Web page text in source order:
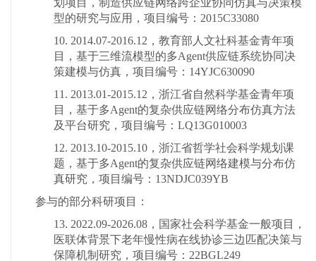
划项目，制造供应链网络跨企业协同仿真与决策模
型的研究与应用，项目编号：2015C33080
10. 2014.07-2016.12 ， 教育部人文社科基金青年项
目，基于三维流模型的多Agent供应链系统协同决
策建模与仿真，项目编号：14YJC630090
11. 2013.01-2015.12 ， 浙江省自然科学基金青年项
目，基于多Agent的复杂供应链网络分布仿真方法
及平台研究，项目编号：LQ13G010003
12. 2013.10-2015.10 ， 浙江省哲学社会科学规划课
题，基于多Agent的复杂供应链网络建模与分布仿
真研究，项目编号：13NDJC039YB
参与的部分科研项目：
13. 2022.09-2026.08，国家社会科学基金一般项目，
医联体背景下老年慢性病在线协诊三边匹配决策与
保障机制研究，项目编号：22BGL249